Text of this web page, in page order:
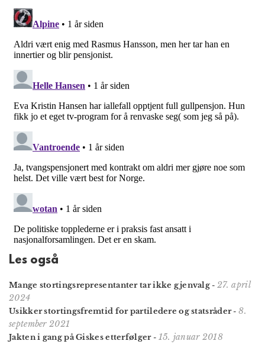
Les også
Mange stortings­representanter tar ikke gjenvalg -27. april
2024
Usikker stortingsfremtid for partiledere og statsråder-8.
september 2021
Jakten i gang på Giskes etterfølger- 15. januar 2018